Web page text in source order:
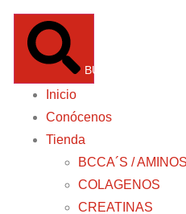
BUSCAR
Inicio
Conócenos
Tienda
BCCA´S /
COLAGENOS
CREATINAS